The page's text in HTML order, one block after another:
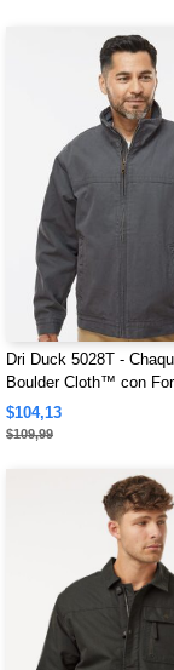
Dri Duck 5028T -
Boulder Cloth™ con
Tallas Altas
$104,13
$109,99